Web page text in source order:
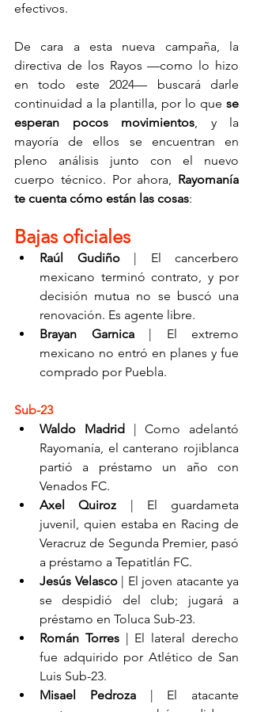
efectivos.
De cara a esta nueva campaña, la
directiva de los Rayos —como lo hizo
en todo este 2024— buscará darle
continuidad a la plantilla, por lo que se
esperan pocos movimientos, y la
mayoría de ellos se encuentran en
pleno análisis junto con el nuevo
cuerpo técnico. Por ahora, Rayomanía
te cuenta cómo están las cosas:
Bajas oficiales
Raúl Gudiño | El cancerbero
mexicano terminó contrato, y por
decisión mutua no se buscó una
renovación. Es agente libre.
Brayan Garnica | El extremo
mexicano no entró en planes y fue
comprado por Puebla.
Sub-23
Waldo Madrid | Como adelantó
Rayomanía, el canterano rojiblanca
partió a préstamo un año con
Venados FC.
Axel Quiroz | El guardameta
juvenil, quien estaba en Racing de
Veracruz de Segunda Premier, pasó
a préstamo a Tepatitlán FC.
Jesús Velasco | El joven atacante ya
se despidió del club; jugará a
préstamo en Toluca Sub-23.
Román Torres | El lateral derecho
fue adquirido por Atlético de San
Luis Sub-23.
Misael Pedroza | El atacante